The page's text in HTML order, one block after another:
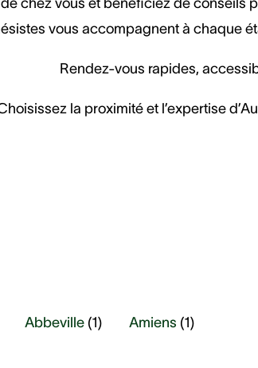
vous accompagnent à chaque
Rendez-vous rapides,
la proximité et l’expertise
Abbeville (1) Amiens (1)